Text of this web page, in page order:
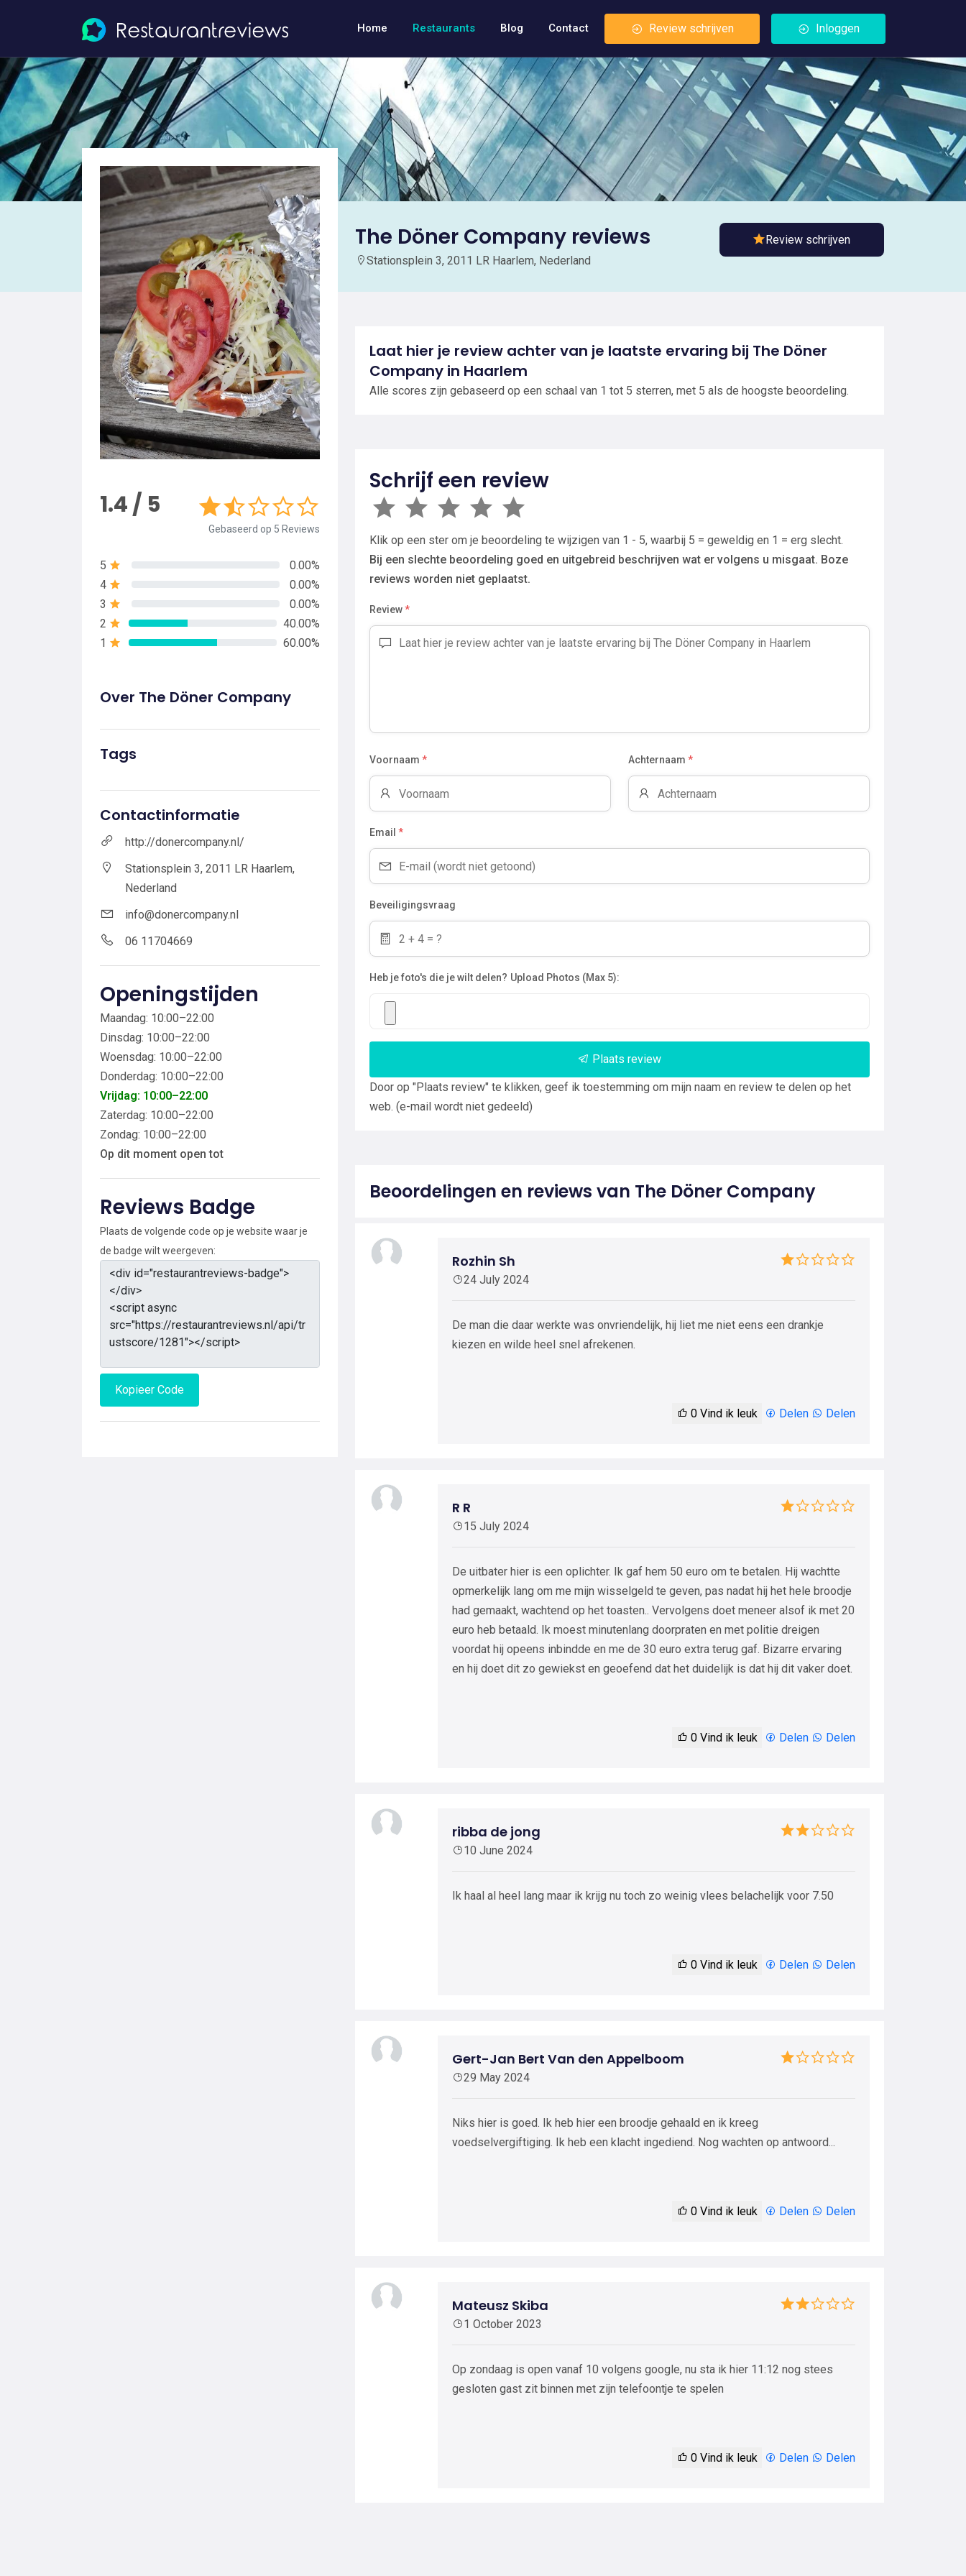
Home Restaurants Blog Contact Review schrijven Inloggen
The Döner Company reviews
Stationsplein 3, 2011 LR Haarlem, Nederland
Review schrijven
1.4 / 5
Gebaseerd op 5 Reviews
5
0.00%
4
0.00%
3
0.00%
2
40.00%
1
60.00%
Over The Döner Company
Tags
Contactinformatie
http://donercompany.nl/
Stationsplein 3, 2011 LR Haarlem,
Nederland
info@donercompany.nl
06 11704669
Openingstijden
Maandag: 10:00–22:00
Dinsdag: 10:00–22:00
Woensdag: 10:00–22:00
Donderdag: 10:00–22:00
Vrijdag: 10:00–22:00
Zaterdag: 10:00–22:00
Zondag: 10:00–22:00
Op dit moment open tot
Reviews Badge
Plaats de volgende code op je website waar je
de badge wilt weergeven:
Kopieer Code
Laat hier je review achter van je laatste ervaring bij The Döner
Company in Haarlem
Alle scores zijn gebaseerd op een schaal van 1 tot 5 sterren, met 5 als de hoogste beoordeling.
Schrijf een review
Klik op een ster om je beoordeling te wijzigen van 1 - 5, waarbij 5 = geweldig en 1 = erg slecht.
Bij een slechte beoordeling goed en uitgebreid beschrijven wat er volgens u misgaat. Boze
reviews worden niet geplaatst.
Review*
Voornaam * Achternaam *
Email *
Beveiligingsvraag
Heb je foto's die je wilt delen? Upload Photos (Max 5):
Plaats review
Door op "Plaats review" te klikken, geef ik toestemming om mijn naam en review te delen op het
web. (e-mail wordt niet gedeeld)
Beoordelingen en reviews van The Döner Company
Rozhin Sh
24 July 2024
De man die daar werkte was onvriendelijk, hij liet me niet eens een drankje
kiezen en wilde heel snel afrekenen.
0 Vind ik leuk Delen Delen
R R
15 July 2024
De uitbater hier is een oplichter. Ik gaf hem 50 euro om te betalen. Hij wachtte
opmerkelijk lang om me mijn wisselgeld te geven, pas nadat hij het hele broodje
had gemaakt, wachtend op het toasten.. Vervolgens doet meneer alsof ik met 20
euro heb betaald. Ik moest minutenlang doorpraten en met politie dreigen
voordat hij opeens inbindde en me de 30 euro extra terug gaf. Bizarre ervaring
en hij doet dit zo gewiekst en geoefend dat het duidelijk is dat hij dit vaker doet.
0 Vind ik leuk Delen Delen
ribba de jong
10 June 2024
Ik haal al heel lang maar ik krijg nu toch zo weinig vlees belachelijk voor 7.50
0 Vind ik leuk Delen Delen
Gert-Jan Bert Van den Appelboom
29 May 2024
Niks hier is goed. Ik heb hier een broodje gehaald en ik kreeg
voedselvergiftiging. Ik heb een klacht ingediend. Nog wachten op antwoord...
0 Vind ik leuk Delen Delen
Mateusz Skiba
1 October 2023
Op zondaag is open vanaf 10 volgens google, nu sta ik hier 11:12 nog stees
gesloten gast zit binnen met zijn telefoontje te spelen
0 Vind ik leuk Delen Delen